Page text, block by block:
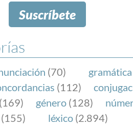
Suscríbete
(70) gramática
(112)
(169) género (128)
(155) léxico (2.894)